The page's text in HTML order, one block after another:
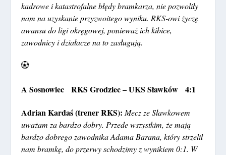
kadrowe i katastrofalne błędy bramkarza, nie pozwoliły
nam na uzyskanie przyzwoitego wyniku. RKS-owi życzę
awansu do ligi okręgowej, ponieważ ich kibice,
zawodnicy i działacze na to zasługują.
A Sosnowiec RKS Grodziec – UKS Sławków 4:1
Adrian Kardaś (trener RKS):Mecz ze Sławkowem
uważam za bardzo dobry. Przede wszystkim, że mają
bardzo dobrego zawodnika Adama Barana, który strzelił
nam bramkę, do przerwy schodzimy z wynikiem 0:1. W